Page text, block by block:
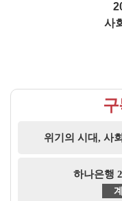
사
구
위기의 시대, 사
하나은행